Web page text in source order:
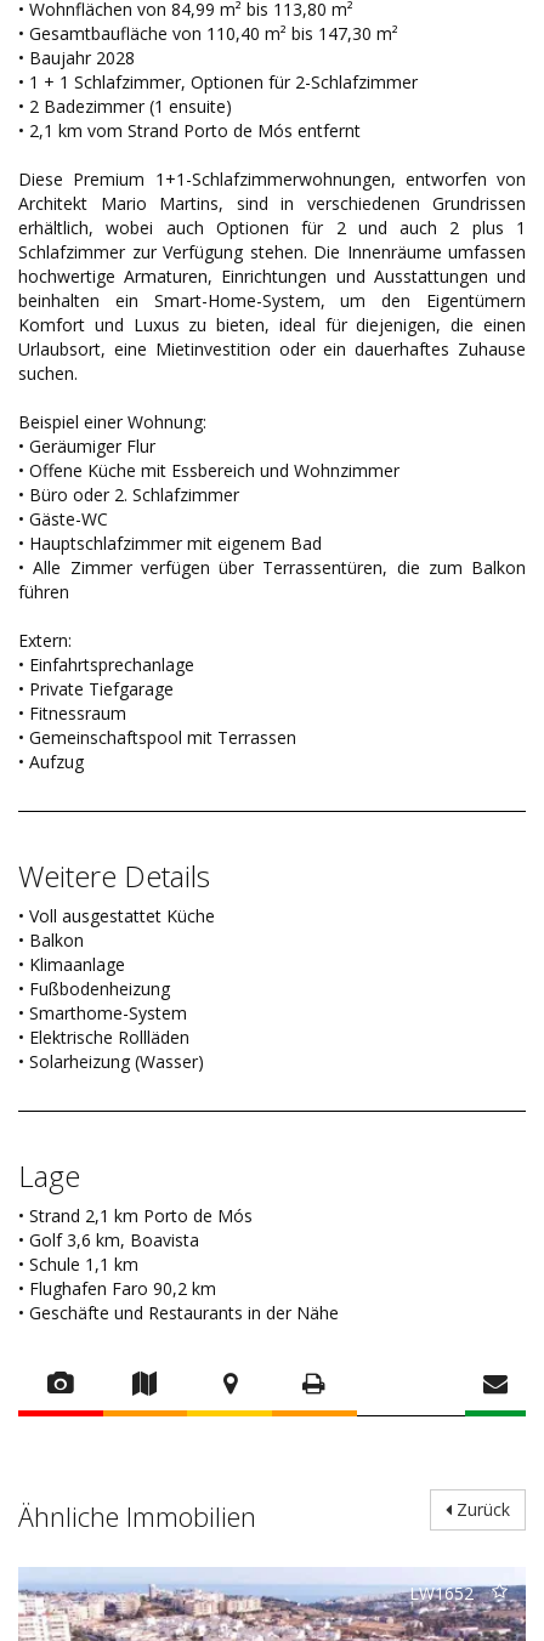
• Wohnflächen von 84,99 m² bis 113,80 m²
• Gesamtbaufläche von 110,40 m² bis 147,30 m²
• Baujahr 2028
• 1 + 1 Schlafzimmer, Optionen für 2-Schlafzimmer
• 2 Badezimmer (1 ensuite)
• 2,1 km vom Strand Porto de Mós entfernt
Diese Premium 1+1-Schlafzimmerwohnungen, entworfen von
Architekt Mario Martins, sind in verschiedenen Grundrissen
erhältlich, wobei auch Optionen für 2 und auch 2 plus 1
Schlafzimmer zur Verfügung stehen. Die Innenräume umfassen
hochwertige Armaturen, Einrichtungen und Ausstattungen und
beinhalten ein Smart-Home-System, um den Eigentümern
Komfort und Luxus zu bieten, ideal für diejenigen, die einen
Urlaubsort, eine Mietinvestition oder ein dauerhaftes Zuhause
suchen.
Beispiel einer Wohnung:
• Geräumiger Flur
• Offene Küche mit Essbereich und Wohnzimmer
• Büro oder 2. Schlafzimmer
• Gäste-WC
• Hauptschlafzimmer mit eigenem Bad
• Alle Zimmer verfügen über Terrassentüren, die zum Balkon
führen
Extern:
• Einfahrtsprechanlage
• Private Tiefgarage
• Fitnessraum
• Gemeinschaftspool mit Terrassen
• Aufzug
Weitere Details
• Voll ausgestattet Küche
• Balkon
• Klimaanlage
• Fußbodenheizung
• Smarthome-System
• Elektrische Rollläden
• Solarheizung (Wasser)
Lage
• Strand 2,1 km Porto de Mós
• Golf 3,6 km, Boavista
• Schule 1,1 km
• Flughafen Faro 90,2 km
• Geschäfte und Restaurants in der Nähe
Zurück
Ähnliche Immobilien
LW1652